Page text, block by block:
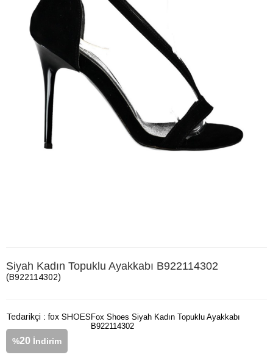
Siyah Kadın Topuklu Ayakkabı B922114302
(B922114302)
Tedarikçi : fox SHOES
%20 İndirim
Fox Shoes Siyah Kadın Topuklu Ayakkabı
B922114302